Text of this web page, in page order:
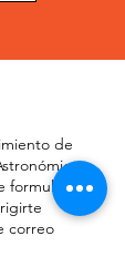
de
Si
correo